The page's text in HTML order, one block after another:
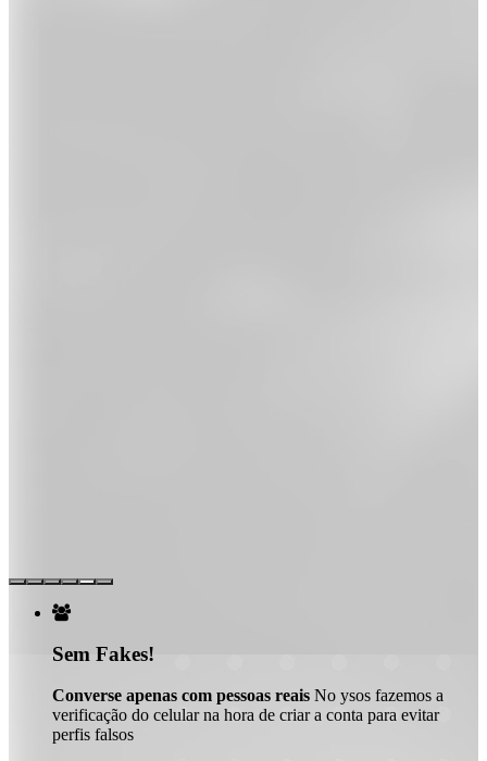

Sem Fakes!
Converse apenas com pessoas reais No ysos fazemos a
verificação do celular na hora de criar a conta para evitar
perfis falsos